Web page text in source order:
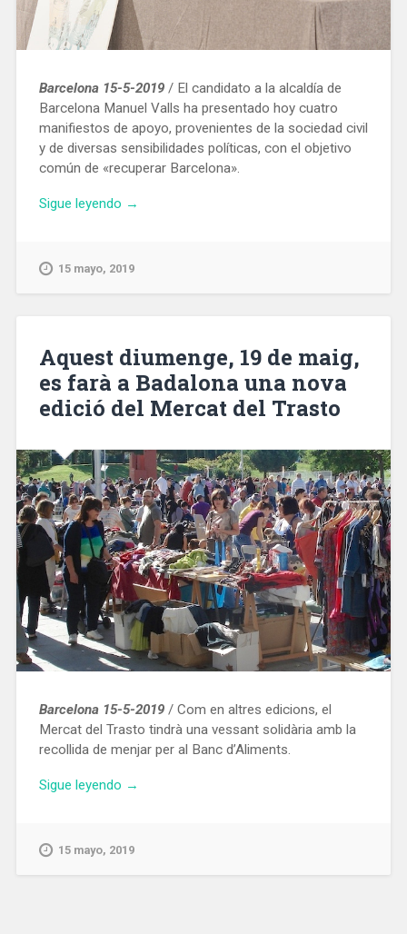
Barcelona 15-5-2019/ El candidato a la alcaldía de
Barcelona Manuel Valls ha presentado hoy cuatro
manifiestos de apoyo, provenientes de la sociedad civil
y de diversas sensibilidades políticas, con el objetivo
común de «recuperar Barcelona».
Sigue leyendo «Valls
apoyo
sensibilidades
políticas»
→
15 mayo, 2019
Aquest diumenge, 19 de maig,
es farà a Badalona una nova
edició del Mercat del Trasto
Barcelona 15-5-2019/ Com en altres edicions, el
Mercat del Trasto tindrà una vessant solidària amb la
recollida de menjar per al Banc d’Aliments.
Sigue leyendo «Aquest
de
→
15 mayo, 2019